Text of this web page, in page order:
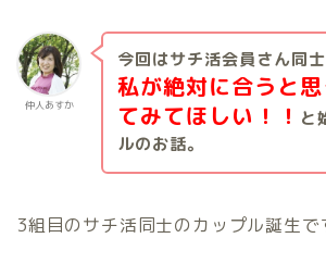
仲人あすか
今回はサチ活会員さん同士
私が絶対に合うと
てみてほしい！！ と
ルのお話。
3組目のサチ活同士のカップル誕生で